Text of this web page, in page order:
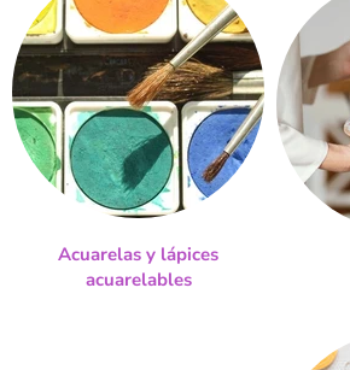
Acuarelas y lápices
acuarelables